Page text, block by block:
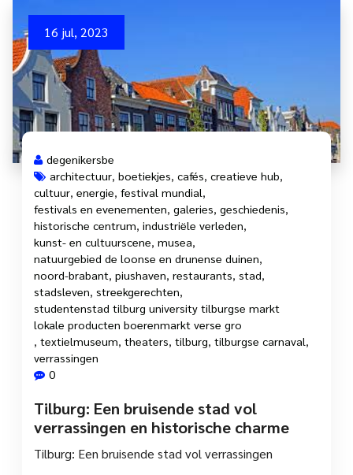
16 jul, 2023
degenikersbe
architectuur boetiekjes cafés creatieve hub
cultuur energie festival mundial
festivals en evenementen galeries geschiedenis
historische centrum industriële verleden
kunst- en cultuurscene musea
natuurgebied de loonse en drunense duinen
noord-brabant piushaven restaurants stad
stadsleven streekgerechten
studentenstad tilburg university tilburgse markt
lokale producten boerenmarkt verse gro
textielmuseum theaters tilburg tilburgse carnaval
verrassingen
0
Tilburg: Een bruisende stad vol
verrassingen en historische charme
Tilburg: Een bruisende stad vol verrassingen